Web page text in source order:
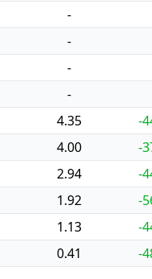
-
-
-
-
4.35
-
4.00
-
2.94
-
1.92
-
1.13
-
0.41 -